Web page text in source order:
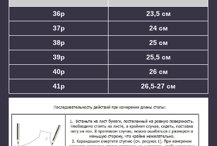
36р
23,5 см
37р
24 см
38р
25 см
39р
25,5 см
40р
26 см
41р
26,5-27 см